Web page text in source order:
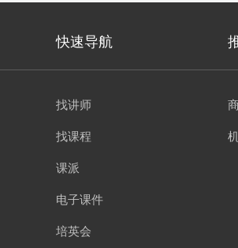
快速导航
找讲师
找课程
课派
电子课件
培英会